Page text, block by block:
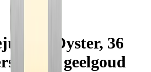
36
Oyster, 36
en geelgoud